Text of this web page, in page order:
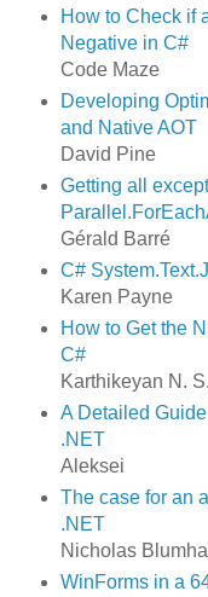
How to Check if
Negative in C#
Code Maze
Developing
and Native AOT
David Pine
Getting all
Gérald Barré
C#
Karen Payne
How to Get the
C#
Karthikeyan N. S.
A Detailed
.NET
Aleksei
The case for an
.NET
Nicholas
WinForms in a